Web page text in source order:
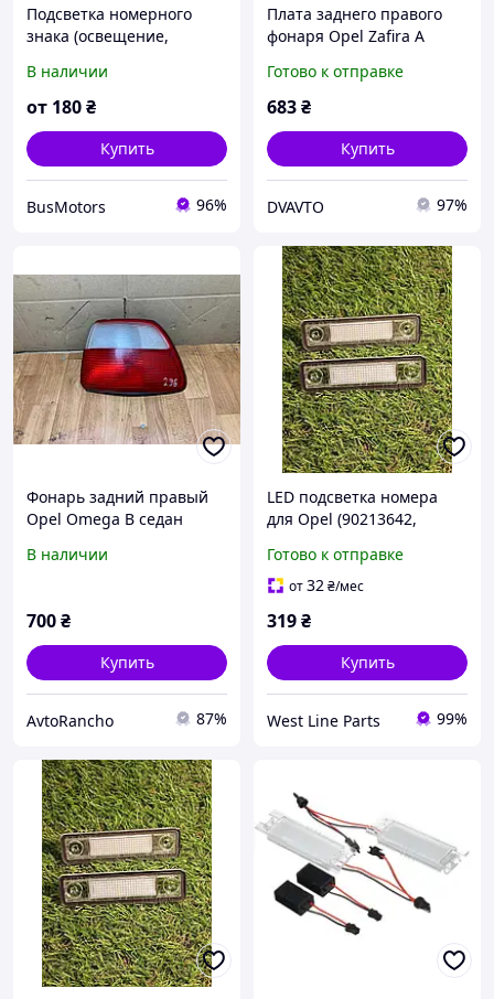
Подсветка номерного
знака (освещение,
1998-2010 7700796163
В наличии
от 180₴
Купить
BusMotors 96%
Плата заднего правого
фонаря Opel Zafira A
Готово к отправке
683₴
Купить
DVAVTO 97%
Фонарь задний правый
Opel Omega B седан
В наличии
700₴
Купить
AvtoRancho 87%
LED подсветка номера
для Opel (90213642,
Готово к отправке
от32₴/мес
319₴
Купить
West Line Parts 99%